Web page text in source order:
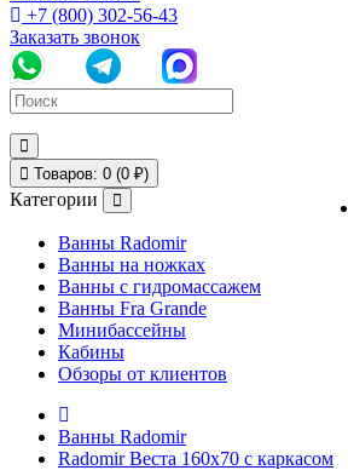
+7 (800) 302-56-43
Заказать звонок
Товаров: 0 (0 ₽)
Категории
Ванны Radomir
Ванны на ножках
Ванны с гидромассажем
Ванны Fra Grande
Минибассейны
Кабины
Обзоры от клиентов
Ванны Radomir
Radomir Веста 160x70 с каркасом